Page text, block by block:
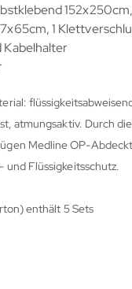
1
Kabelhalter
atmungsaktiv. Durch
Medline OP-
und Flüssigkeitsschutz.
enthält 5 Sets